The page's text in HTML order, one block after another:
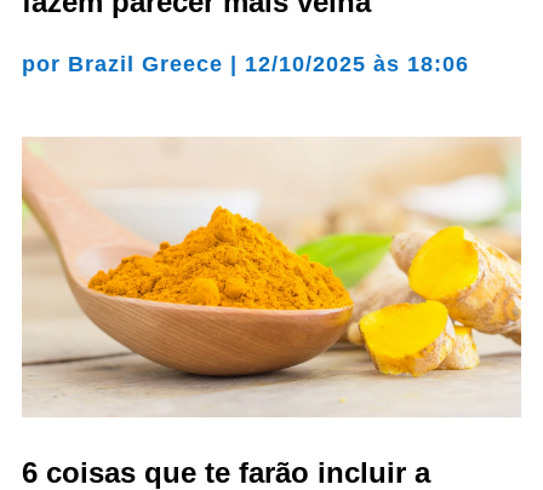
por Brazil Greece | 12/10/2025 às 18:06
6 coisas que te farão incluir a